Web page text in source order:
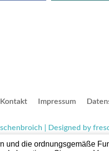
Kontakt Impressum
| Designed by
und die ordnungsgemäße